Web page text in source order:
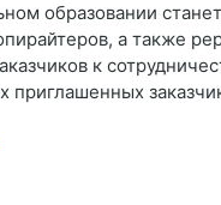
образовании
а также
к
приглашенных